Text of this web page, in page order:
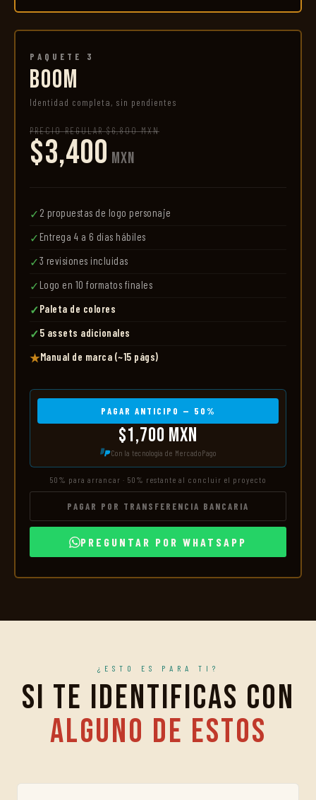
PAQUETE 3
BOOM
Identidad completa, sin pendientes
PRECIO REGULAR $6,800 MXN
$3,400 MXN
✓ 2 propuestas de logo personaje
✓ Entrega 4 a 6 días hábiles
✓3 revisiones incluidas
✓ Logo en 10 formatos finales
✓Paleta de colores
✓5 assets adicionales
★Manual de marca (~15 págs)
PAGAR ANTICIPO — 50%
$1,700 MXN
Con la tecnología de MercadoPago
50% para arrancar · 50% restante al concluir el proyecto
PAGAR POR TRANSFERENCIA BANCARIA
PREGUNTAR POR WHATSAPP
¿ESTO ES PARA TI?
Si te identificas con
alguno de estos